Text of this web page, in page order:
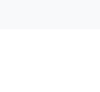
- portal